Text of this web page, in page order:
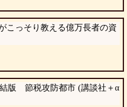
こっそり教える億万長者の資
版 節税攻防都市 (講談社＋α